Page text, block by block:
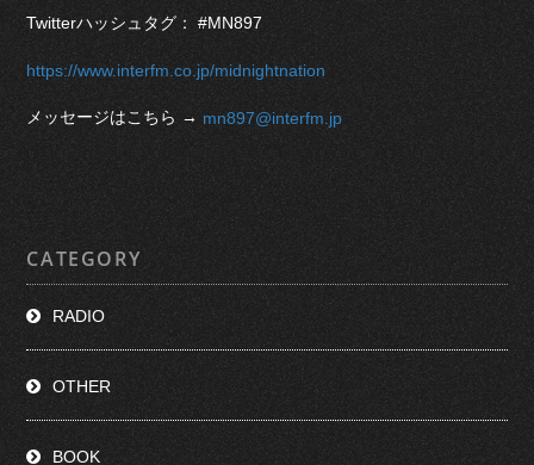
Twitterハッシュタグ： #MN897
https://www.interfm.co.jp/midnightnation
メッセージはこちら → mn897@interfm.jp
CATEGORY
RADIO
OTHER
BOOK